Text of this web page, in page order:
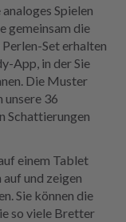
Spielen
gemeinsam die
Set erhalten
App, in der Sie
Die Muster
unsere 36
Schattierungen
einem Tablet
und zeigen
Sie können die
so viele Bretter